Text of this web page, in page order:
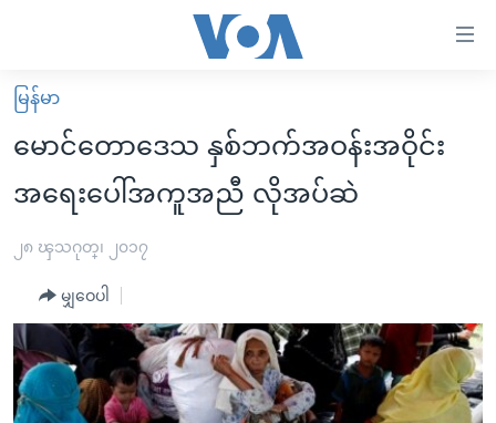
လွယ်ကူ
စေ
များ
အကြောင်းအရာ
သို့
ကျော်
ကြည့်
မူလစာမျက်နှာ
မြန်မာ
ကမ္ဘာ့သတင်းများ
အစ္စရေး-ပါလက်စတိုင်း
ရပ်ဝန်းတခု လမ်းတခု အလွန်
အင်္ဂလိပ်စာလေ့လာမယ်
အမေရိကန်သုံးအီဒီယံ
အပတ်စဉ်ကဏ္ဍများ
မြန်မာ
မောင်တောဒေသ နှစ်ဘက်အဝန်းအဝိုင်း
အရေးပေါ်အကူအညီ လိုအပ်ဆဲ
၂၈ ၾသဂုတ္၊ ၂၀၁၇
မျှဝေပါ